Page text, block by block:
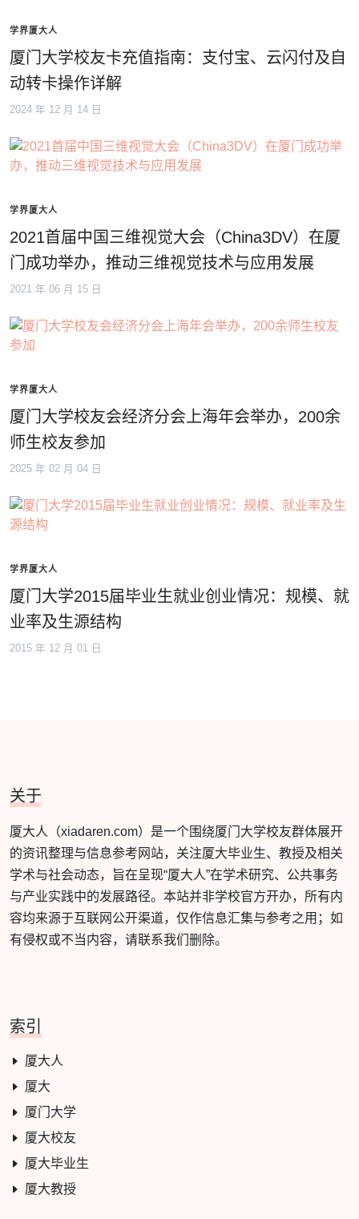
学界厦大人
厦门大学校友卡充值指南：支付宝、云闪付及自
动转卡操作详解
2024 年 12 月 14 日
学界厦大人
2021首届中国三维视觉大会（China3DV）在厦
门成功举办，推动三维视觉技术与应用发展
2021 年 06 月 15 日
学界厦大人
厦门大学校友会经济分会上海年会举办，200余
师生校友参加
2025 年 02 月 04 日
学界厦大人
厦门大学2015届毕业生就业创业情况：规模、就
业率及生源结构
2015 年 12 月 01 日
关于
厦大人（xiadaren.com）是一个围绕厦门大学校友群体展开
的资讯整理与信息参考网站，关注厦大毕业生、教授及相关
学术与社会动态，旨在呈现“厦大人”在学术研究、公共事务
与产业实践中的发展路径。本站并非学校官方开办，所有内
容均来源于互联网公开渠道，仅作信息汇集与参考之用；如
有侵权或不当内容，请联系我们删除。
索引
厦大人
厦大
厦门大学
厦大校友
厦大毕业生
厦大教授